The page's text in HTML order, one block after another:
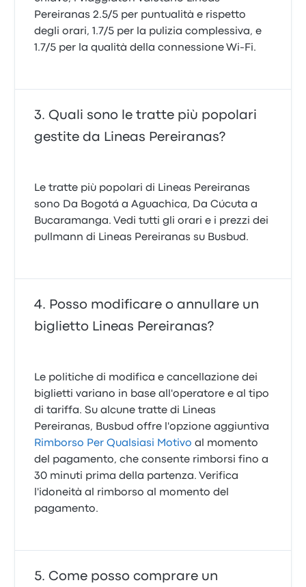
Pereiranas 2.5/5 per puntualità e rispetto
degli orari, 1.7/5 per la pulizia complessiva, e
1.7/5 per la qualità della connessione Wi‑Fi.
Quali sono le tratte più popolari
gestite da Lineas Pereiranas?
Le tratte più popolari di Lineas Pereiranas
sono Da Bogotá a Aguachica, Da Cúcuta a
Bucaramanga. Vedi tutti gli orari e i prezzi dei
pullmann di Lineas Pereiranas su Busbud.
Posso modificare o annullare un
biglietto Lineas Pereiranas?
Le politiche di modifica e cancellazione dei
biglietti variano in base all'operatore e al tipo
di tariffa. Su alcune tratte di Lineas
Pereiranas, Busbud offre l'opzione aggiuntiva
Rimborso Per Qualsiasi Motivo al momento
del pagamento, che consente rimborsi fino a
30 minuti prima della partenza. Verifica
l'idoneità al rimborso al momento del
pagamento.
Come posso comprare un